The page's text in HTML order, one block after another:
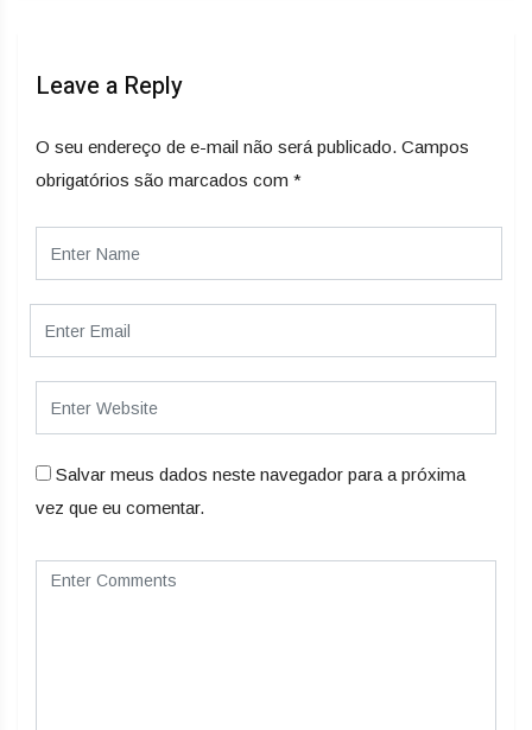
Leave a Reply
O seu endereço de e-mail não será publicado. Campos
obrigatórios são marcados com *
Salvar meus dados neste navegador para a próxima
vez que eu comentar.